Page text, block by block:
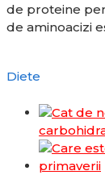
de proteine
de aminoacizi
Diete